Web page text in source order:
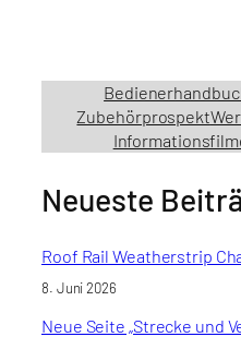
Zubehörprospekt
Neueste
Roof Rail Weatherstrip
8. Juni 2026
Neue Seite „Strecke und